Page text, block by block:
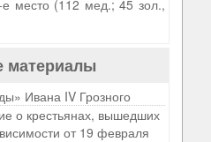
место (112 мед.; 45 зол.,
материалы
Ивана IV Грозного
о крестьянах, вышедших
от 19 февраля